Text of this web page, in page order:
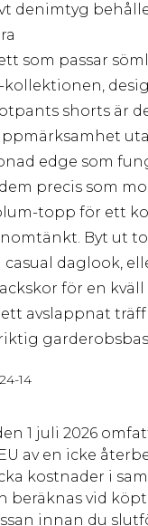
denimtyg
som passar
kollektionen,
shorts är
edge som
precis som
topp för ett
Byt ut
casual daglook,
för en
avslappnat träff
14
1 juli 2026
av en icke
kostnader i
beräknas vid
innan du